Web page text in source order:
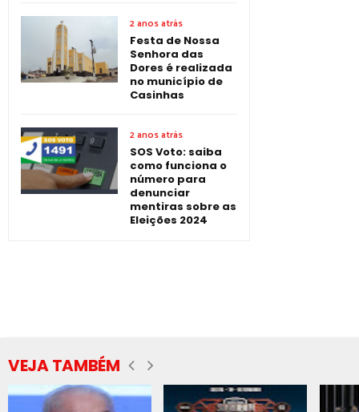
2 anos atrás
Festa de Nossa
Senhora das
Dores é realizada
no município de
Casinhas
2 anos atrás
SOS Voto: saiba
como funciona o
número para
denunciar
mentiras sobre as
Eleições 2024
VEJA TAMBÉM